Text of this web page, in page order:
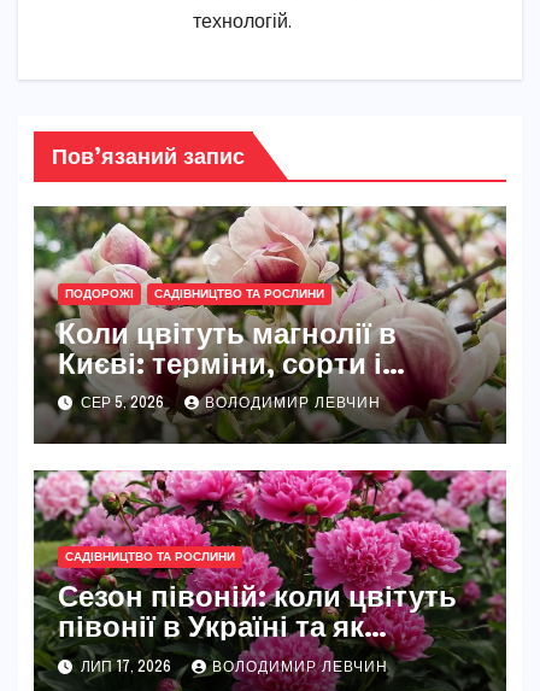
технологій.
Пов’язаний запис
ПОДОРОЖІ САДІВНИЦТВО ТА РОСЛИНИ
Коли цвітуть магнолії в
Києві: терміни, сорти і
найкращі місця
СЕР 5, 2026 ВОЛОДИМИР ЛЕВЧИН
САДІВНИЦТВО ТА РОСЛИНИ
Сезон півоній: коли цвітуть
півонії в Україні та як
розкрити їхню повну красу
ЛИП 17, 2026 ВОЛОДИМИР ЛЕВЧИН